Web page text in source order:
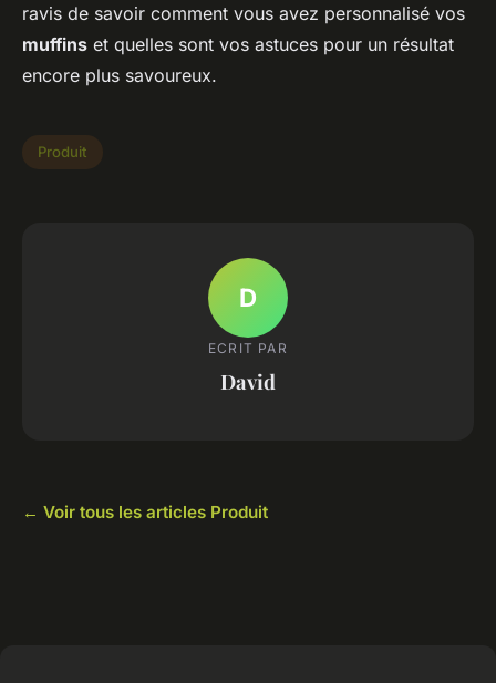
ravis de savoir comment vous avez personnalisé vos
muffins et quelles sont vos astuces pour un résultat
encore plus savoureux.
Produit
D
ECRIT PAR
David
← Voir tous les articles Produit